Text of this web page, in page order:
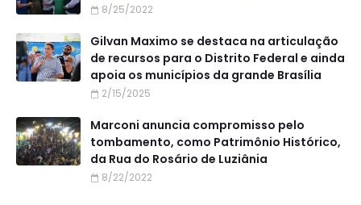
8/25/2022
Gilvan Maximo se destaca na articulação
de recursos para o Distrito Federal e ainda
apoia os municípios da grande Brasília
2/15/2025
Marconi anuncia compromisso pelo
tombamento, como Patrimônio Histórico,
da Rua do Rosário de Luziânia
8/22/2022